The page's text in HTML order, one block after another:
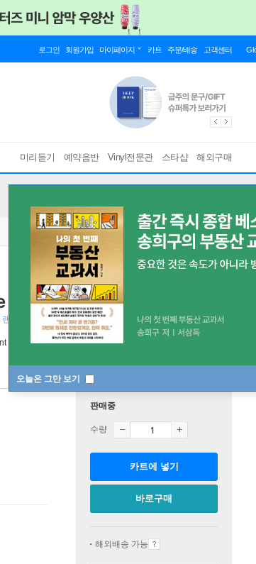
로그인 회원가입 마이페이지 카트 주문/배송 고객센터
미리듣기 예약음반 Vinyl전문관 스타샵 해외구매
오늘은 그만 보기
[Memory Box ver.]
덤 ]
2026년 05월 13일
판매중
수량
카트에 넣기
바로구매
해외배송 가능